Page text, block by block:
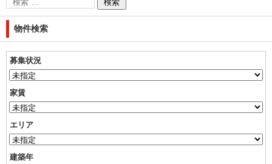
物件検索
募集状況
家賃
エリア
建築年